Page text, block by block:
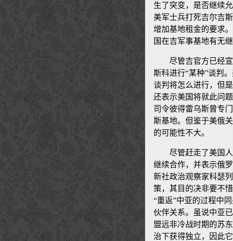
生了突变，是否继续
美军士兵打死吉尔吉
增加基地租金的要求
国在吉军事基地有无
尽管吉官方已经
斯科进行“某种”谈判
谈判将怎么进行，但
还表示美国将就此问
司令彼得雷乌斯曾专
斯基地。但鉴于美俄
的可能性不大。
尽管赶走了美国
继续合作，并表示俄
新社政治观察家科瑟
策，其目的决非要不
“重返”中亚的过程中
伙伴关系。虽说中亚
盟远非冷战时期的苏
治下获得独立，因此